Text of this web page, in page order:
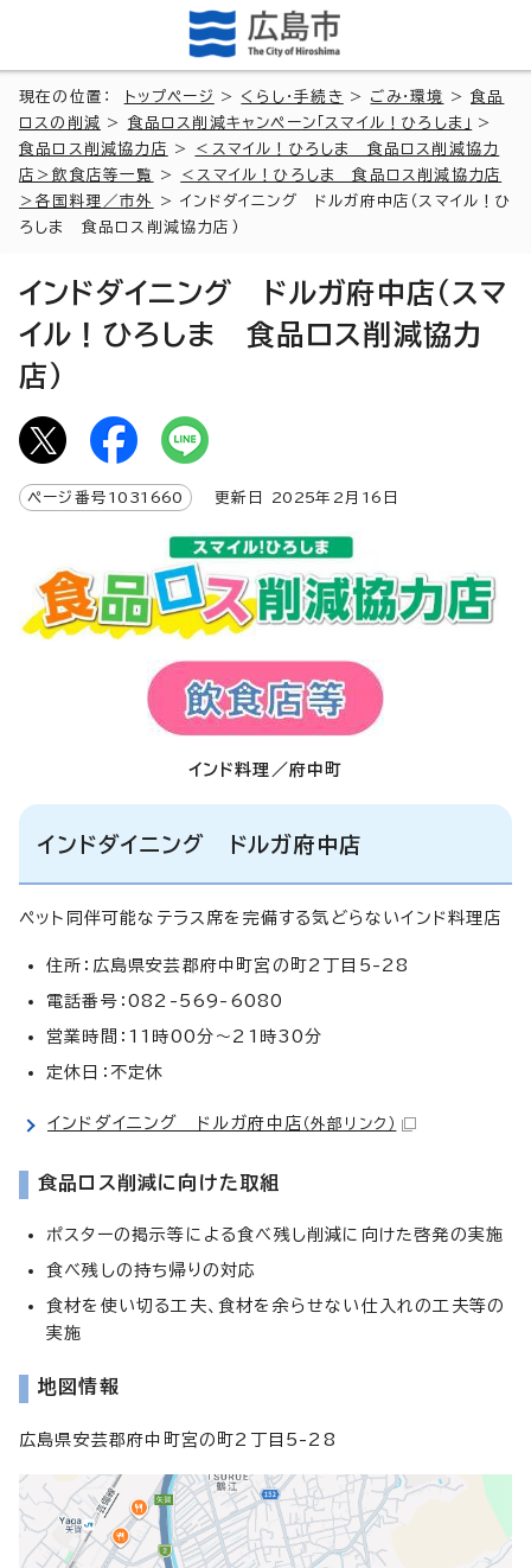
現在の位置： トップページ > くらし・手続き > ごみ・環境 >食品
ロスの削減 > 食品ロス削減キャンペーン「スマイル！ひろしま」
>
食品ロス削減協力店
>
＜スマイル！ひろしま 食品ロス削減協力
店＞飲食店等一覧
>
＜スマイル！ひろしま 食品ロス削減協力店
＞各国料理／市外
> インドダイニング ドルガ府中店（スマイル！ひ
ろしま 食品ロス削減協力店）
インドダイニング ドルガ府中店（スマ
イル！ひろしま 食品ロス削減協力
店）
ページ番号 1031660 更新日 2025年2月 16 日
インド料理／府中町
インドダイニング ドルガ府中店
ペット同伴可能なテラス席を完備する気どらないインド料理店
住所：広島県安芸郡府中町宮の町2丁目5-28
電話番号：082-569-6080
営業時間：11時00分～21時30分
定休日：不定休
インドダイニング ドルガ府中店 （外部リンク）
食品ロス削減に向けた取組
ポスターの掲示等による食べ残し削減に向けた啓発の実施
食べ残しの持ち帰りの対応
食材を使い切る工夫、食材を余らせない仕入れの工夫等の
実施
地図情報
広島県安芸郡府中町宮の町2丁目5-28